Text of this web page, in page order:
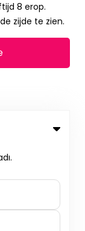
8 erop.
zijde te zien.